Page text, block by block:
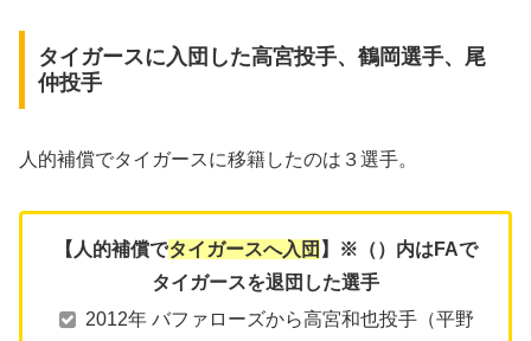
タイガースに入団した高宮投手、鶴岡選手、尾
仲投手
人的補償でタイガースに移籍したのは３選手。
【人的補償でタイガースへ入団 】※（）内はFAで
タイガースを退団した選手
2012年 バファローズから高宮和也投手（平野